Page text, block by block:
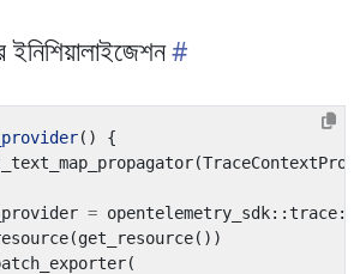
ইনিশিয়ালাইজেশন
()
{
(
= opentelemetry_sdk::trace::
(get_resource())
(